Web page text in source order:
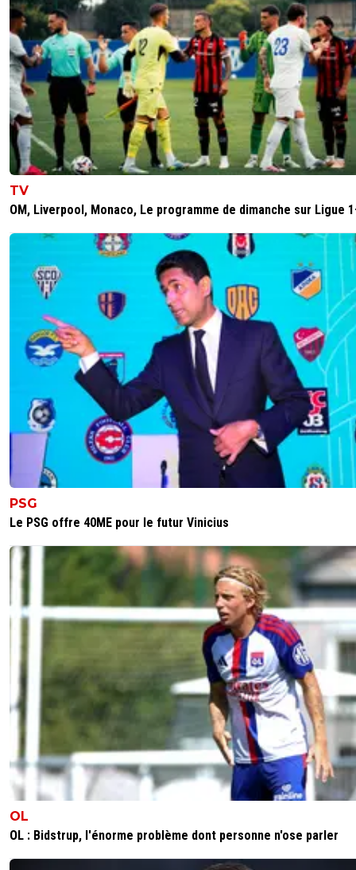
TV
OM, Liverpool, Monaco, Le programme de dimanche sur Ligue
PSG
Le PSG offre 40ME pour le futur Vinicius
OL
OL : Bidstrup, l'énorme problème dont personne n'ose parler